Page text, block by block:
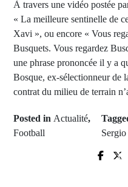
À travers une vidéo postée
« La meilleure sentinelle de
Xavi », ou encore « Vous
Busquets. Vous regardez
une phrase prononcée il y a
Bosque, ex-sélectionneur de
contrat du milieu de terrain
Posted in Actualité,
Football